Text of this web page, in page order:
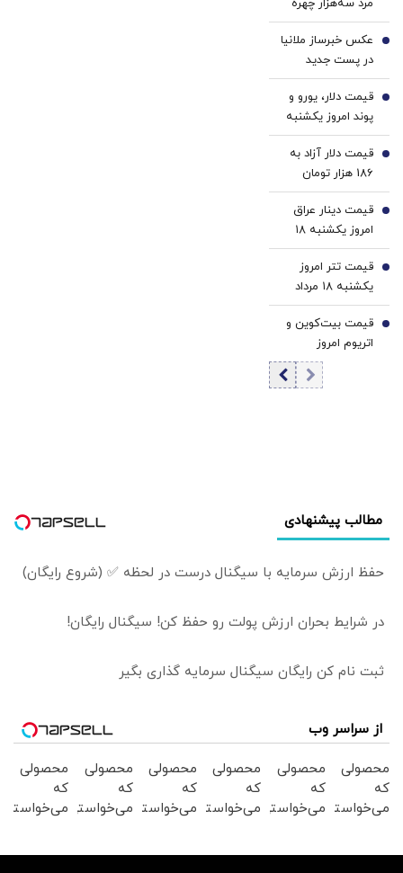
مرد سه‌هزار چهره
مهران مدیری
مشخص شد /
بازیگران چه کسانی
هستند؟
عکس خبرساز ملانیا
در پست جدید
ترامپ / منظور
رئیس جمهور
آمریکا چیست؟
2
قیمت دلار، یورو و
پوند امروز یکشنبه
۱۸ مرداد 1405/
کاهش قیمت دلار و
یورو
3
قیمت دلار آزاد به
186 هزار تومان
رسید
4
قیمت دینار عراق
امروز یکشنبه ۱۸
مرداد 1405/ افزایش
قیمت دینار
5
قیمت تتر امروز
یکشنبه ۱۸ مرداد
1405 / کاهش
قیمت تتر
6
قیمت بیت‌کوین و
اتریوم امروز
یکشنبه ۱۸ مرداد
۱۴۰۵/ کاهش
7
مطالب پیشنهادی
حفظ ارزش سرمایه با سیگنال درست در لحظه ✅ (شروع رایگان)
در شرایط بحران ارزش پولت رو حفظ کن! سیگنال رایگان!
ثبت نام کن رایگان سیگنال سرمایه گذاری بگیر
از سراسر وب
محصولی
که
می‌خواستی
محصولی
که
می‌خواستی
محصولی
که
می‌خواستی
محصولی
که
می‌خواستی
محصولی
که
می‌خواستی
محصولی
که
می‌خواستی